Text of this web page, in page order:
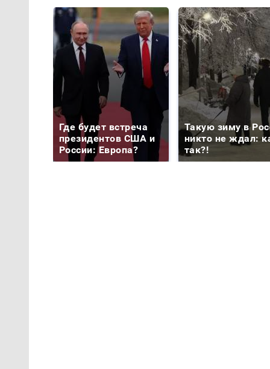
Где будет встреча
президентов США и
России: Европа?
Такую зиму в
никто не ждал:
так?!